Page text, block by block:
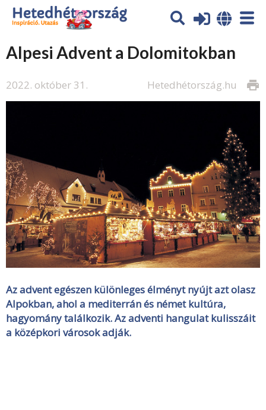
Alpesi Advent a Dolomitokban
2022. október 31. print
Hetedhétország.hu
Az advent egészen különleges élményt nyújt azt olasz
Alpokban, ahol a mediterrán és német kultúra,
hagyomány találkozik. Az adventi hangulat kulisszáit
a középkori városok adják.